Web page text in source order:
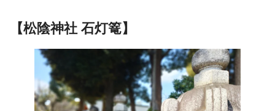
【松陰神社 石灯篭】